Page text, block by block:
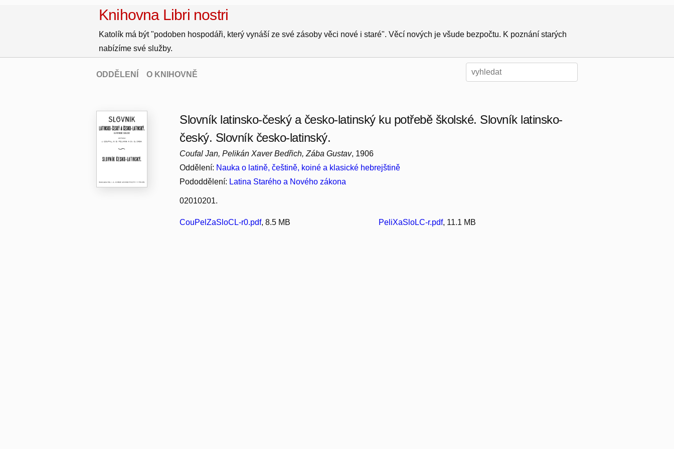
Knihovna Libri nostri
Katolík má být "podoben hospodáři, který vynáší ze své zásoby věci nové i staré". Věcí nových je všude bezpočtu. K poznání starých
nabízíme své služby.
ODDĚLENÍ O KNIHOVNĚ
Slovník latinsko-český a česko-latinský ku potřebě školské. Slovník latinsko-
český. Slovník česko-latinský.
Coufal Jan, Pelikán Xaver Bedřich, Zába Gustav, 1906
Oddělení: Nauka o latině, češtině, koiné a klasické hebrejštině
Pododdělení: Latina Starého a Nového zákona
02010201.
CouPelZaSloCL-r0.pdf, 8.5 MB PeliXaSloLC-r.pdf, 11.1 MB